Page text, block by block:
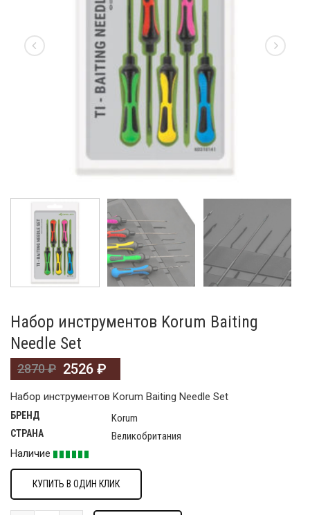
Набор инструментов Korum Baiting
Needle Set
2870₽ 2526 ₽
Набор инструментов Korum Baiting Needle Set
БРЕНД Korum
СТРАНА
Великобритания
Наличие
КУПИТЬ В ОДИН КЛИК